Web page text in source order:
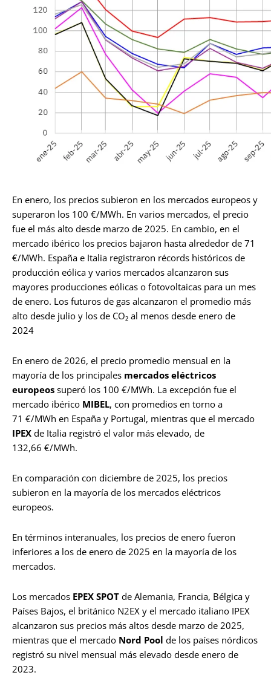
En enero, los precios subieron en los mercados europeos y
superaron los 100 €/MWh. En varios mercados, el precio
fue el más alto desde marzo de 2025. En cambio, en el
mercado ibérico los precios bajaron hasta alrededor de 71
€/MWh. España e Italia registraron récords históricos de
producción eólica y varios mercados alcanzaron sus
mayores producciones eólicas o fotovoltaicas para un mes
de enero. Los futuros de gas alcanzaron el promedio más
alto desde julio y los de CO₂ al menos desde enero de
2024
En enero de 2026, el precio promedio mensual en la
mayoría de los principales mercados eléctricos
europeos superó los 100 €/MWh. La excepción fue el
mercado ibérico MIBEL, con promedios en torno a
71 €/MWh en España y Portugal, mientras que el mercado
IPEX de Italia registró el valor más elevado, de
132,66 €/MWh.
En comparación con diciembre de 2025, los precios
subieron en la mayoría de los mercados eléctricos
europeos.
En términos interanuales, los precios de enero fueron
inferiores a los de enero de 2025 en la mayoría de los
mercados.
Los mercados EPEX SPOT de Alemania, Francia, Bélgica y
Países Bajos, el británico N2EX y el mercado italiano IPEX
alcanzaron sus precios más altos desde marzo de 2025,
mientras que el mercado Nord Pool de los países nórdicos
registró su nivel mensual más elevado desde enero de
2023.